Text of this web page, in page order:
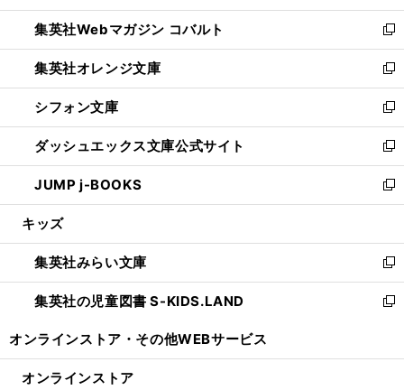
開
く
ウ
で
開
く
ン
ド
ウ
で
開
く
ウ
ィ
ン
ド
ウ
で
開
く
集英社Webマガジン コバルト
新
し
い
ウ
ィ
ン
ド
ウ
で
開
集英社オレンジ文庫
新
し
い
ウ
ィ
ン
ド
ウ
開
く
シフォン文庫
新
し
い
ウ
ィ
ン
ウ
で
開
く
ダッシュエックス文庫公式サイト
新
し
い
ウ
ン
ド
ウ
で
JUMP j-BOOKS
新
し
ウ
ィ
ン
ド
開
キッズ
集英社みらい文庫
新
し
い
ン
集英社の児童図書 S-KIDS.LAND
新
ウ
オンラインストア・ その他WEBサービス
オンラインストア